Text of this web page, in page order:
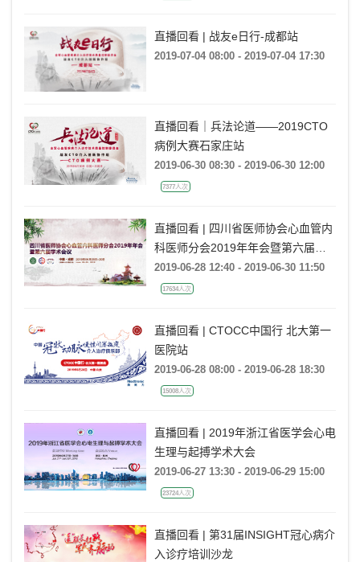
直播回看 | 战友e日行-成都站
2019-07-04 08:00 - 2019-07-04 17:30
直播回看｜兵法论道——2019CTO
病例大赛石家庄站
2019-06-30 08:30 - 2019-06-30 12:00
7377人次
直播回看 | 四川省医师协会心血管内
科医师分会2019年年会暨第六届学
术会议
2019-06-28 12:40 - 2019-06-30 11:50
17634人次
直播回看 | CTOCC中国行 北大第一
医院站
2019-06-28 08:00 - 2019-06-28 18:30
15008人次
直播回看 | 2019年浙江省医学会心电
生理与起搏学术大会
2019-06-27 13:30 - 2019-06-29 15:00
23724人次
直播回看 | 第31届INSIGHT冠心病介
入诊疗培训沙龙